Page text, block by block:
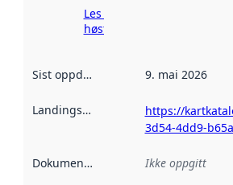
Les mer om
høsting her
Sist oppdatert 9. mai 2026
Landingsside
https://
3d54-4dd9-
Dokumentasjon Ikke oppgitt